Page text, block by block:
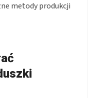
metody produkcji